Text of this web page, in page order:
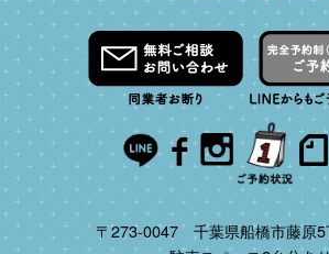
〒273-0047 千葉県船橋市藤原